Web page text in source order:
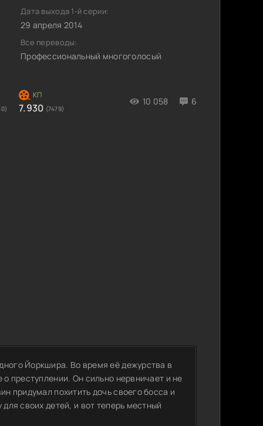
7.930 (7479)
10 058 6
Дата выхода 1-й серии:
29 апреля 2014
Все переводы:
Профессиональный многоголосый
Йоркшира. Во время её дежурства в
преступлении. Он сильно нервничает и не
придумал похитить дочь своего босса и
своих детей, и вот теперь местный